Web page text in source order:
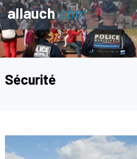
Aller à:allauch.com
Sécurité